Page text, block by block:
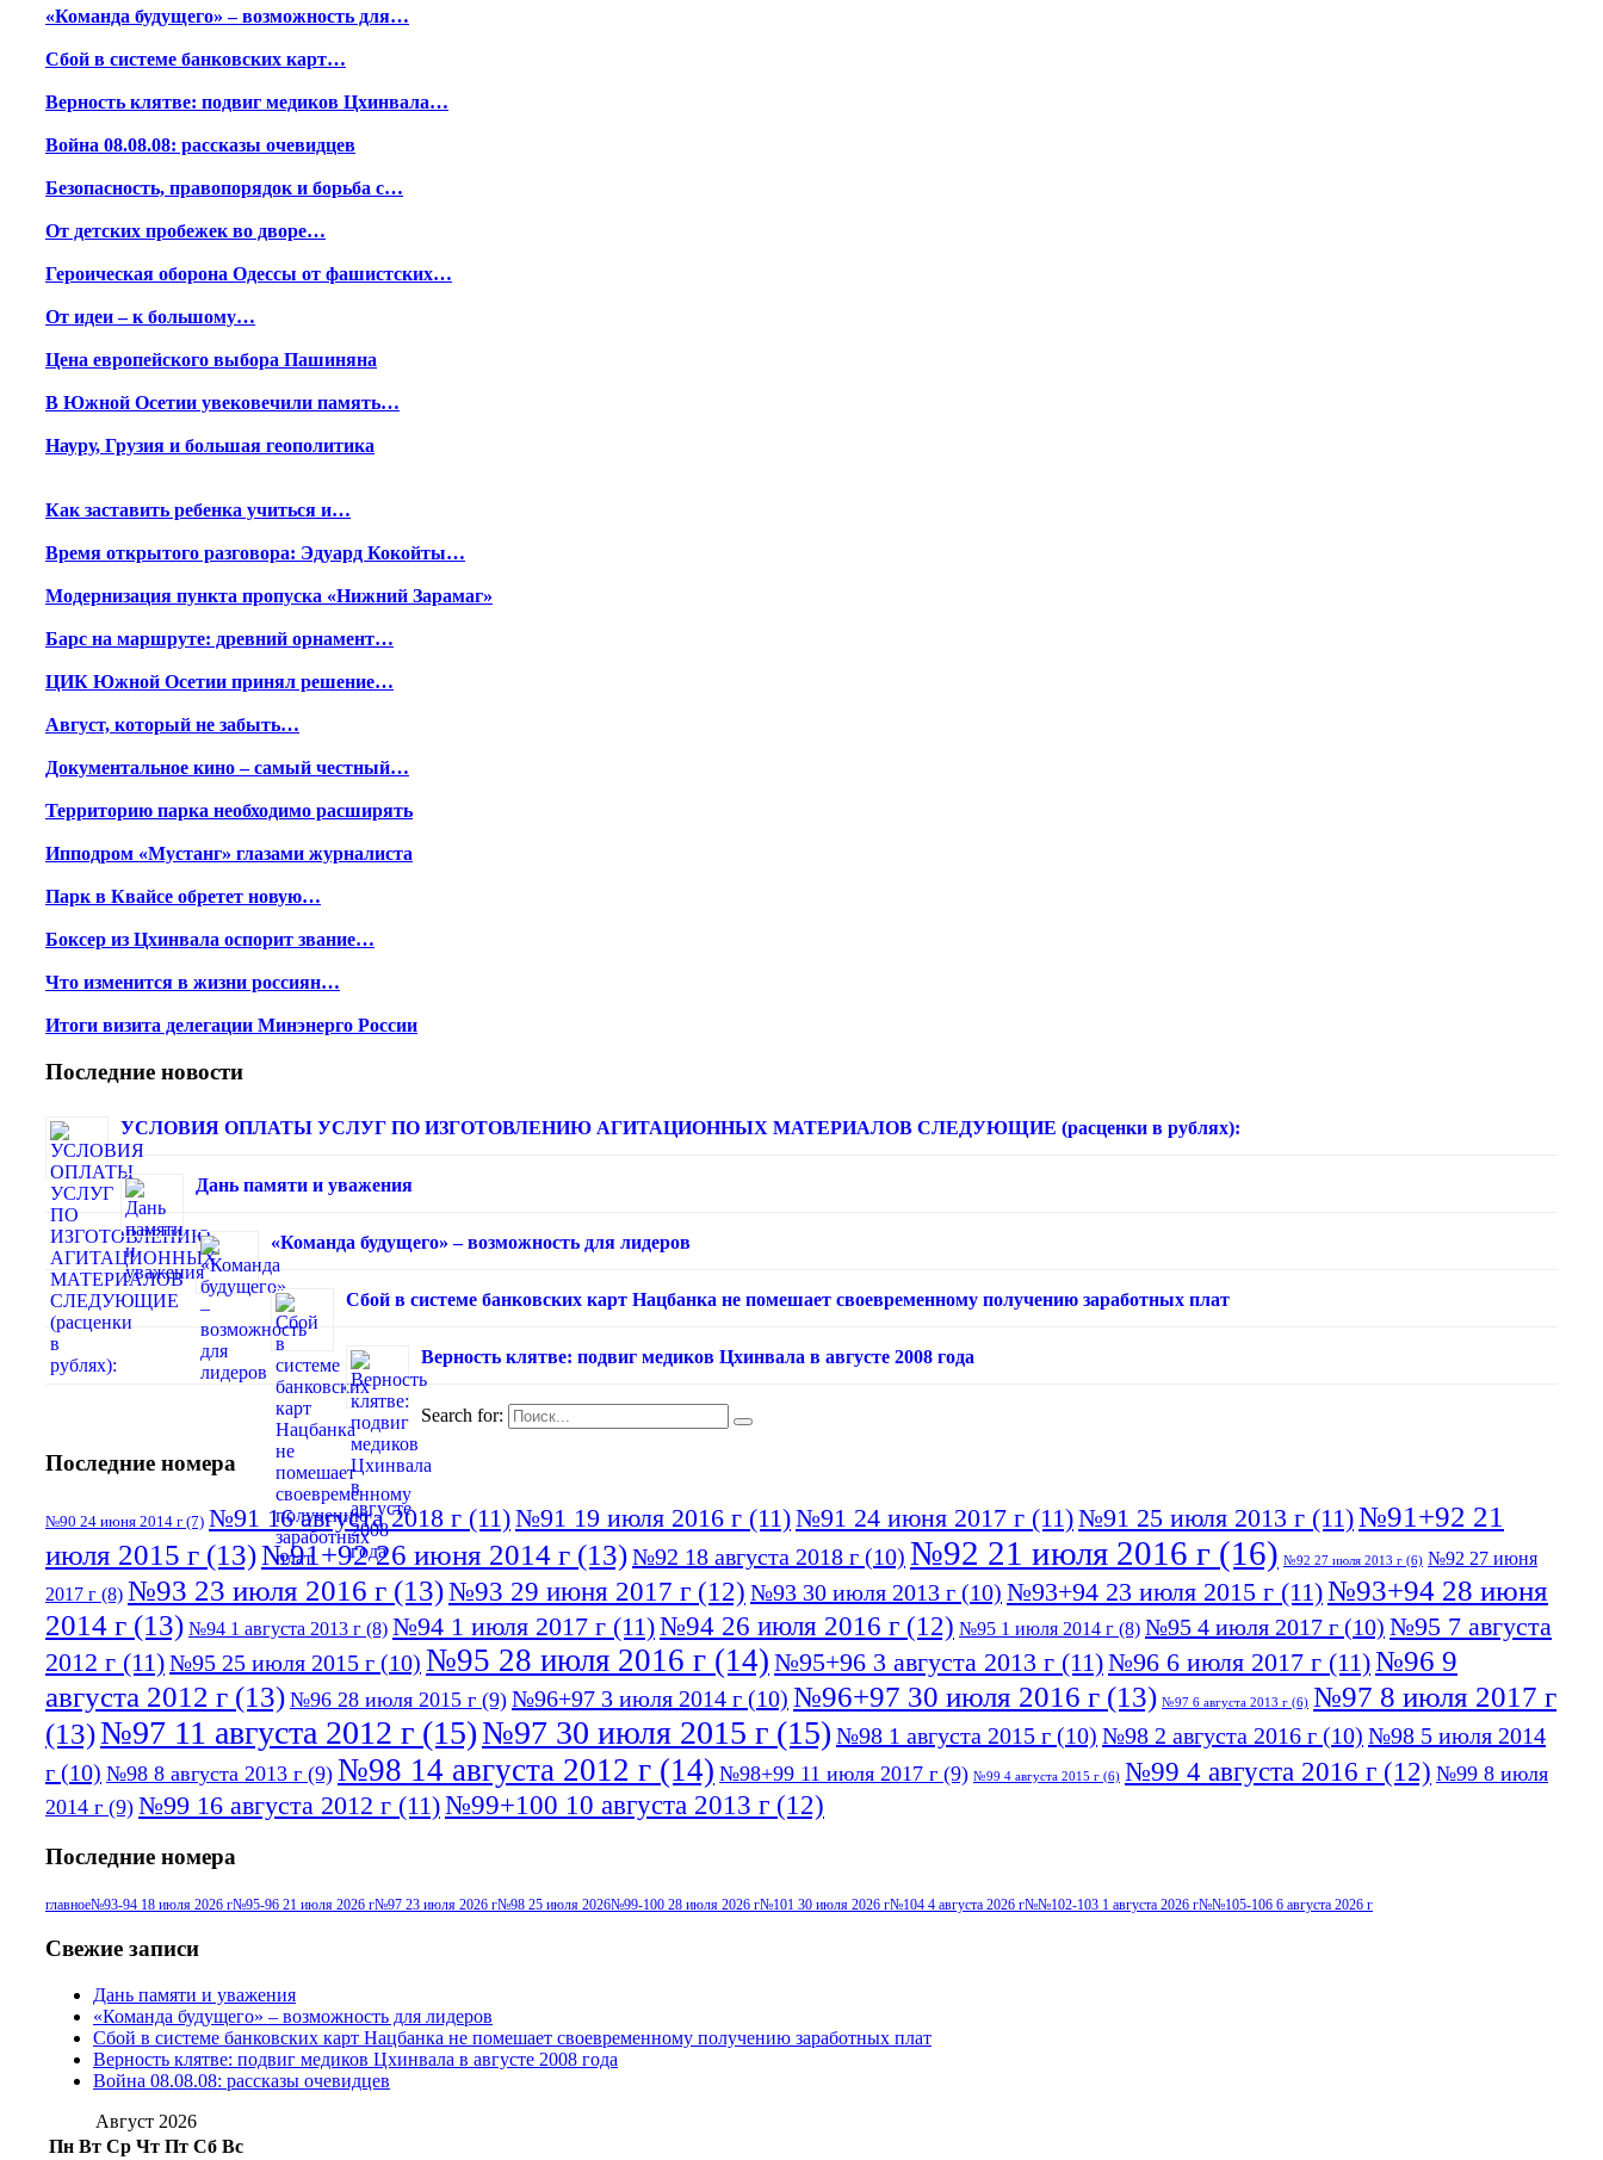
«Команда будущего» – возможность для…
Сбой в системе банковских карт…
Верность клятве: подвиг медиков Цхинвала…
Война 08.08.08: рассказы очевидцев
Безопасность, правопорядок и борьба с…
От детских пробежек во дворе…
Героическая оборона Одессы от фашистских…
От идеи – к большому…
Цена европейского выбора Пашиняна
В Южной Осетии увековечили память…
Науру, Грузия и большая геополитика
Как заставить ребенка учиться и…
Время открытого разговора: Эдуард Кокойты…
Модернизация пункта пропуска «Нижний Зарамаг»
Барс на маршруте: древний орнамент…
ЦИК Южной Осетии принял решение…
Август, который не забыть…
Документальное кино – самый честный…
Территорию парка необходимо расширять
Ипподром «Мустанг» глазами журналиста
Парк в Квайсе обретет новую…
Боксер из Цхинвала оспорит звание…
Что изменится в жизни россиян…
Итоги визита делегации Минэнерго России
Последние новости
УСЛОВИЯ ОПЛАТЫ УСЛУГ ПО ИЗГОТОВЛЕНИЮ АГИТАЦИОННЫХ МАТЕРИАЛОВ СЛЕДУЮЩИЕ (расценки в рублях):
Дань памяти и уважения
«Команда будущего» – возможность для лидеров
Сбой в системе банковских карт Нацбанка не помешает своевременному получению заработных плат
Верность клятве: подвиг медиков Цхинвала в августе 2008 года
Search for:
Последние номера
№90 24 июня 2014 г (7) №91 16 августа 2018 г (11)№91 19 июля 2016 г (11)№91 24 июня 2017 г (11)№91 25 июля 2013 г (11)№91+92 21
июля 2015 г (13)№91+92 26 июня 2014 г (13)№92 18 августа 2018 г (10) №92 21 июля 2016 г (16) №92 27 июля 2013 г (6) №92 27 июня
2017 г (8) №93 23 июля 2016 г (13)№93 29 июня 2017 г (12) №93 30 июля 2013 г (10) №93+94 23 июля 2015 г (11)№93+94 28 июня
2014 г (13) №94 1 августа 2013 г (8) №94 1 июля 2017 г (11)№94 26 июля 2016 г (12) №95 1 июля 2014 г (8) №95 4 июля 2017 г (10) №95 7 августа
2012 г (11)№95 25 июля 2015 г (10) №95 28 июля 2016 г (14) №95+96 3 августа 2013 г (11)№96 6 июля 2017 г (11)№96 9
августа 2012 г (13) №96 28 июля 2015 г (9) №96+97 3 июля 2014 г (10) №96+97 30 июля 2016 г (13) №97 6 августа 2013 г (6) №97 8 июля 2017 г
(13)№97 11 августа 2012 г (15)№97 30 июля 2015 г (15) №98 1 августа 2015 г (10) №98 2 августа 2016 г (10) №98 5 июля 2014
г (10) №98 8 августа 2013 г (9) №98 14 августа 2012 г (14) №98+99 11 июля 2017 г (9) №99 4 августа 2015 г (6) №99 4 августа 2016 г (12) №99 8 июля
2014 г (9) №99 16 августа 2012 г (11)№99+100 10 августа 2013 г (12)
Последние номера
главное№93-94 18 июля 2026 г№95-96 21 июля 2026 г№97 23 июля 2026 г№98 25 июля 2026№99-100 28 июля 2026 г№101 30 июля 2026 г№104 4 августа 2026 г№№102-103 1 августа 2026 г№№105-106 6 августа 2026 г
Свежие записи
Дань памяти и уважения
«Команда будущего» – возможность для лидеров
Сбой в системе банковских карт Нацбанка не помешает своевременному получению заработных плат
Верность клятве: подвиг медиков Цхинвала в августе 2008 года
Война 08.08.08: рассказы очевидцев
Август 2026
Пн Вт Ср Чт Пт Сб Вс